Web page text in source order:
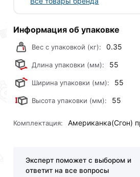
Информация об упаковке
Вес с упаковкой (кг): 0.35
Длина упаковки (мм): 55
Ширина упаковки (мм): 55
Высота упаковки (мм): 55
Комплектация: Американка(Сгон)
Эксперт поможет с выбором и
ответит на все вопросы